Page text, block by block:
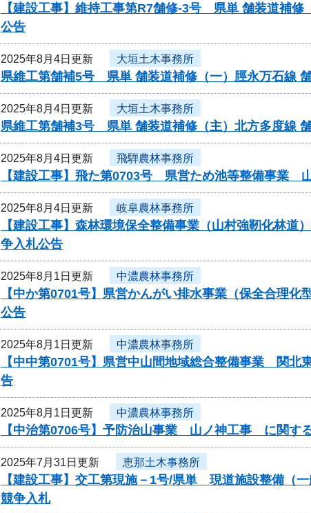
【建設工事】維持工事第R7舗修-3号 県単 舗装道補
公告
2025年8月4日更新 大垣土木事務所
県維工第舗補5号 県単 舗装道補修（一）脛永万石線
2025年8月4日更新 大垣土木事務所
県維工第舗補3号 県単 舗装道補修（主）北方多度線
2025年8月4日更新 飛騨農林事務所
【建設工事】飛た第0703号 県営ため池等整備事業
2025年8月4日更新 岐阜農林事務所
【建設工事】森林環境保全整備事業（山村強靭化林
争入札公告
2025年8月1日更新 中濃農林事務所
【中か第0701号】県営かんがい排水事業（保全合理
公告
2025年8月1日更新 中濃農林事務所
【中中第0701号】県営中山間地域総合整備事業 関
告
2025年8月1日更新 中濃農林事務所
【中治第0706号】予防治山事業 山ノ神工事 に関す
2025年7月31日更新 恵那土木事務所
【建設工事】交工第現施－1号/県単 現道施設整備（
競争入札